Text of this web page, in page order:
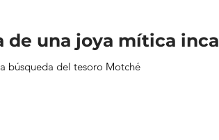
de una joya mítica inca
búsqueda del tesoro Motché